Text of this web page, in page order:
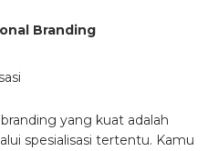
Branding
yang kuat adalah
spesialisasi tertentu. Kamu